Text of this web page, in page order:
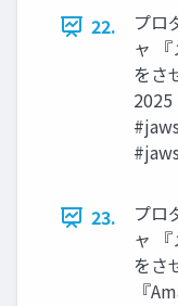
22.
プロ
ャ
をさ
2025
23.
プロ
ャ
をさ
『